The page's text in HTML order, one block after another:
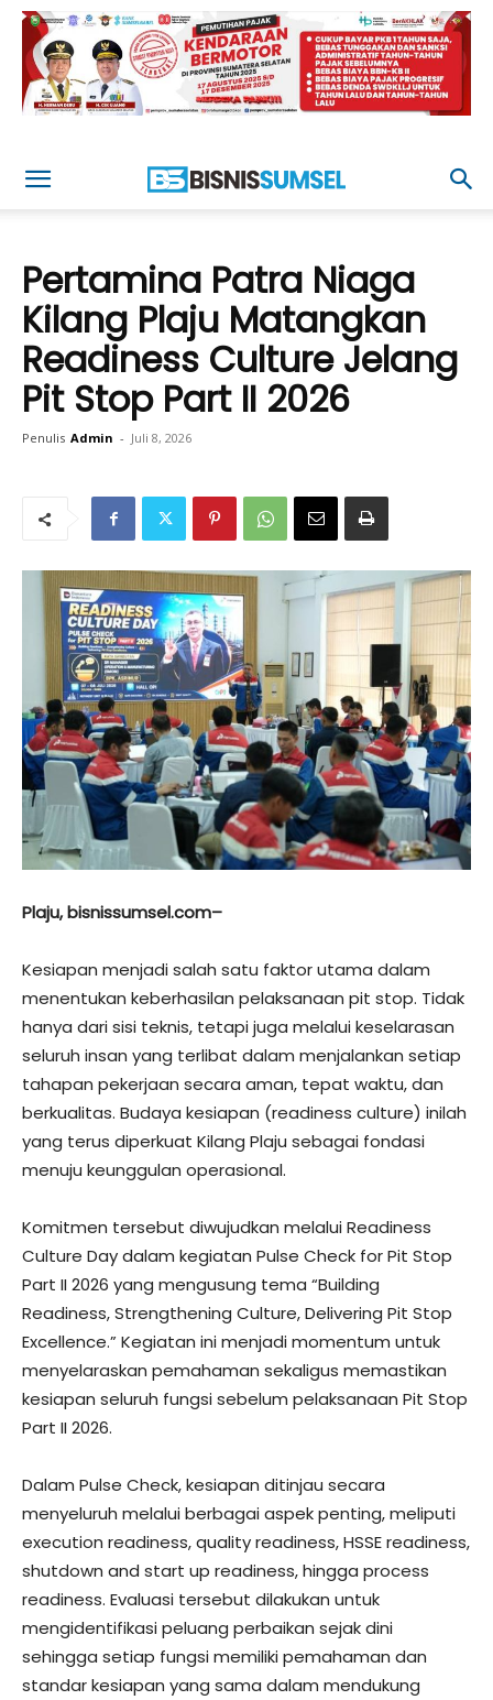
Pertamina Patra Niaga
Kilang Plaju Matangkan
Readiness Culture Jelang
Pit Stop Part II 2026
Penulis Admin - Juli 8, 2026
Plaju, bisnissumsel.com–
Kesiapan menjadi salah satu faktor utama dalam
menentukan keberhasilan pelaksanaan pit stop. Tidak
hanya dari sisi teknis, tetapi juga melalui keselarasan
seluruh insan yang terlibat dalam menjalankan setiap
tahapan pekerjaan secara aman, tepat waktu, dan
berkualitas. Budaya kesiapan (readiness culture) inilah
yang terus diperkuat Kilang Plaju sebagai fondasi
menuju keunggulan operasional.
Komitmen tersebut diwujudkan melalui Readiness
Culture Day dalam kegiatan Pulse Check for Pit Stop
Part II 2026 yang mengusung tema “Building
Readiness, Strengthening Culture, Delivering Pit Stop
Excellence.” Kegiatan ini menjadi momentum untuk
menyelaraskan pemahaman sekaligus memastikan
kesiapan seluruh fungsi sebelum pelaksanaan Pit Stop
Part II 2026.
Dalam Pulse Check, kesiapan ditinjau secara
menyeluruh melalui berbagai aspek penting, meliputi
execution readiness, quality readiness, HSSE readiness,
shutdown and start up readiness, hingga process
readiness. Evaluasi tersebut dilakukan untuk
mengidentifikasi peluang perbaikan sejak dini
sehingga setiap fungsi memiliki pemahaman dan
standar kesiapan yang sama dalam mendukung